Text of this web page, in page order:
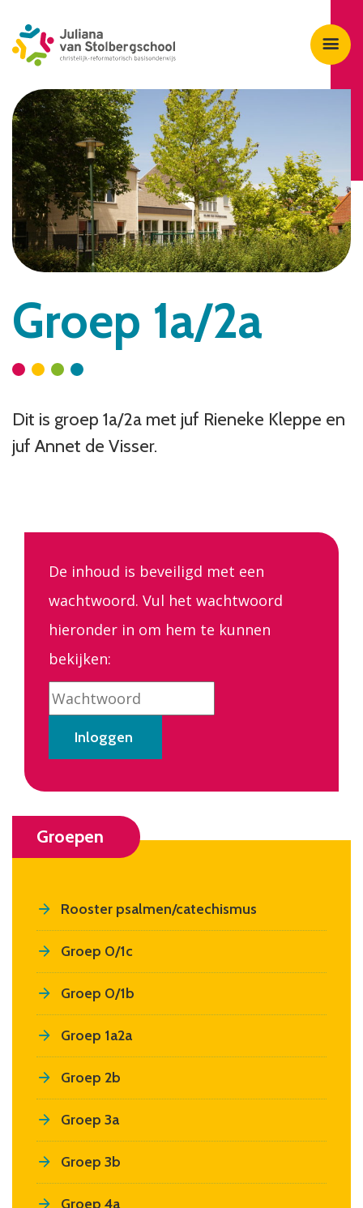
Groep 1a/2a
Dit is groep 1a/2a met juf Rieneke Kleppe en
juf Annet de Visser.
De inhoud is beveiligd met een
wachtwoord. Vul het wachtwoord
hieronder in om hem te kunnen
bekijken:
Groepen
Rooster psalmen/catechismus
Groep 0/1c
Groep 0/1b
Groep 1a2a
Groep 2b
Groep 3a
Groep 3b
Groep 4a